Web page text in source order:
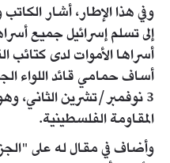
وفي هذا الإطار، أشار
إلى تسلم إسرائيل جميع
أسراها الأموات لدى كتائب
أساف حمامي قائد اللواء
3 نوفمبر/تشرين الثاني،
المقاومة الفلسطينية.
وأضاف في مقال له على